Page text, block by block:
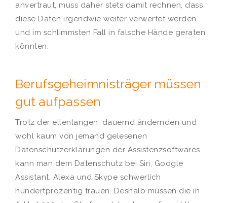
anvertraut, muss daher stets damit rechnen, dass
diese Daten irgendwie weiter verwertet werden
und im schlimmsten Fall in falsche Hände geraten
könnten.
Berufsgeheimnisträger müssen
gut aufpassen
Trotz der ellenlangen, dauernd ändernden und
wohl kaum von jemand gelesenen
Datenschutzerklärungen der Assistenzsoftwares
kann man dem Datenschutz bei Siri, Google
Assistant, Alexa und Skype schwerlich
hundertprozentig trauen. Deshalb müssen die in